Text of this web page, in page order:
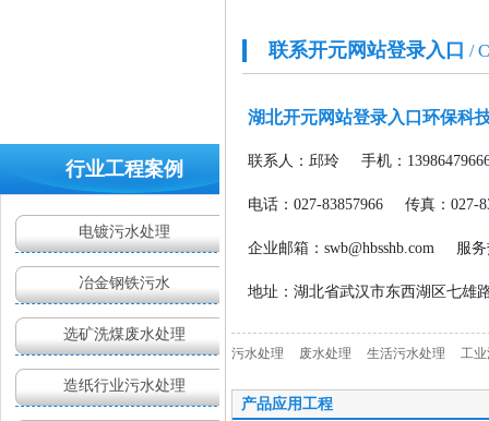
全国
热
线：
400-
9960
行业工程案例
电镀污水处理
冶金钢铁污水
选矿洗煤废水处理
造纸行业污水处理
联系开元网站登录入口 /
湖北开元网站登录入口环保科
联系人：邱玲 手机：
电话：027-83857966 传真：027-
企业邮箱：swb@hbsshb.com 服
地址：湖北省武汉市东西湖区七雄
污水处理 废水处理 生活污水处理 工
产品应用工程